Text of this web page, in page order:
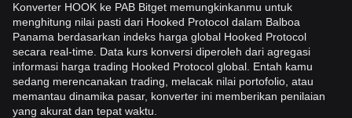
Konverter HOOK ke PAB Bitget memungkinkanmu untuk
menghitung nilai pasti dari Hooked Protocol dalam Balboa
Panama berdasarkan indeks harga global Hooked Protocol
secara real-time. Data kurs konversi diperoleh dari agregasi
informasi harga trading Hooked Protocol global. Entah kamu
sedang merencanakan trading, melacak nilai portofolio, atau
memantau dinamika pasar, konverter ini memberikan penilaian
yang akurat dan tepat waktu.